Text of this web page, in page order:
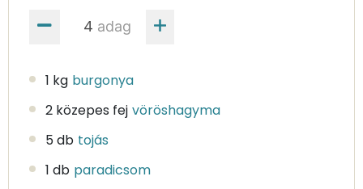
adag
1 kg burgonya
2 közepes fej vöröshagyma
5 db tojás
1 db paradicsom